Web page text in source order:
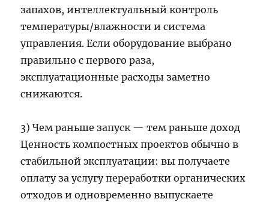
запахов, интеллектуальный контроль
температуры/влажности и система
управления. Если оборудование выбрано
правильно с первого раза,
эксплуатационные расходы заметно
снижаются.
3) Чем раньше запуск — тем раньше доход
Ценность компостных проектов обычно в
стабильной эксплуатации: вы получаете
оплату за услугу переработки органических
отходов и одновременно выпускаете